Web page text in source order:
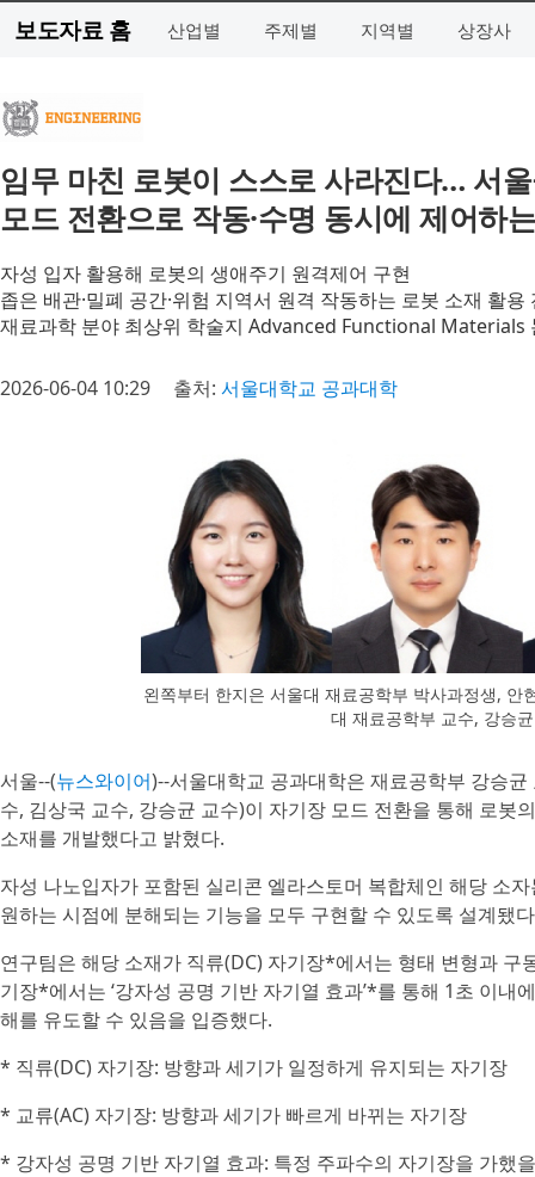
보도자료 홈 산업별 주제별 지역별 상장사
임무 마친 로봇이 스스로 사라진다… 서
모드 전환으로 작동·수명 동시에 제어하
자성 입자 활용해 로봇의 생애주기 원격제어 구현
좁은 배관·밀폐 공간·위험 지역서 원격 작동하는 로봇 소재 활용
재료과학 분야 최상위 학술지 Advanced Functional Materials
2026-06-04 10:29 출처: 서울대학교 공과대학
왼쪽부터 한지은 서울대 재료공학부 박사과정생,
대 재료공학부 교수, 강승
서울--(뉴스와이어)--서울대학교 공과대학은 재료공학부 강승
수, 김상국 교수, 강승균 교수)이 자기장 모드 전환을 통해 로
소재를 개발했다고 밝혔다.
자성 나노입자가 포함된 실리콘 엘라스토머 복합체인 해당 소
원하는 시점에 분해되는 기능을 모두 구현할 수 있도록 설계됐
연구팀은 해당 소재가 직류(DC) 자기장*에서는 형태 변형과
기장*에서는 ‘강자성 공명 기반 자기열 효과’*를 통해 1초 이
해를 유도할 수 있음을 입증했다.
* 직류(DC) 자기장: 방향과 세기가 일정하게 유지되는 자기장
* 교류(AC) 자기장: 방향과 세기가 빠르게 바뀌는 자기장
* 강자성 공명 기반 자기열 효과: 특정 주파수의 자기장을 가했